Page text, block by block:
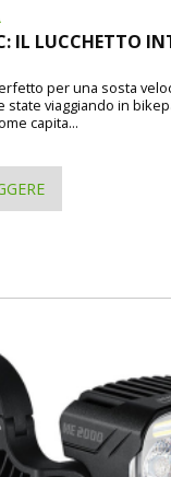
IL LUCCHETTO
per una sosta
state viaggiando in
capita...